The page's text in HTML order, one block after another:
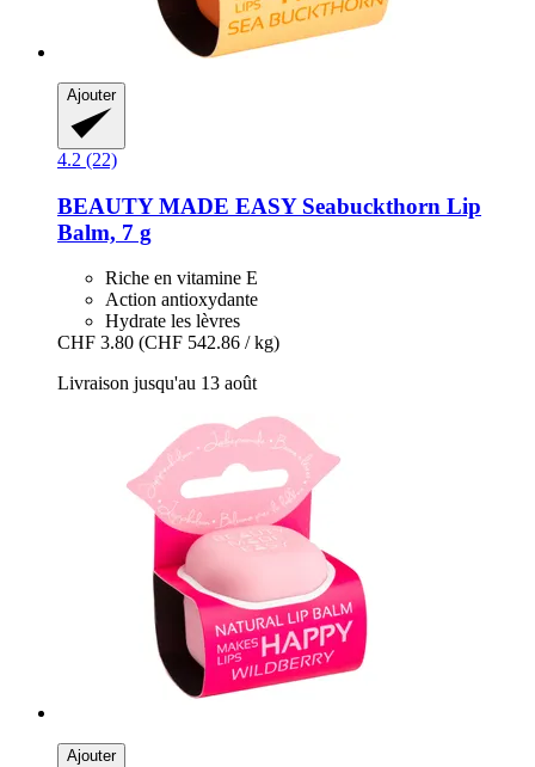
Ajouter
4.2 (22)
BEAUTY MADE EASYSeabuckthorn Lip
Balm, 7 g
Riche en vitamine E
Action antioxydante
Hydrate les lèvres
CHF 3.80 (CHF 542.86 / kg)
Livraison jusqu'au 13 août
Ajouter